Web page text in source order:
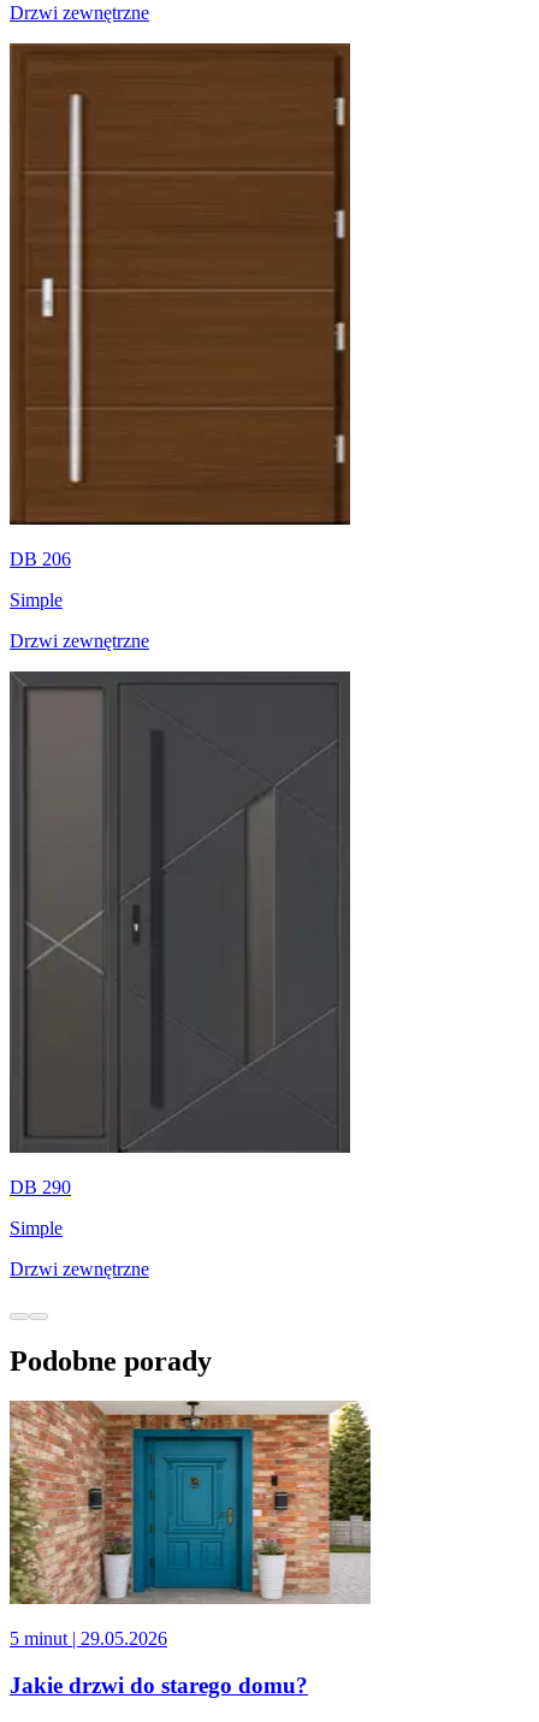
Drzwi zewnętrzne
DB 206
Simple
Drzwi zewnętrzne
DB 290
Simple
Drzwi zewnętrzne
Podobne porady
5 minut| 29.05.2026
Jakie drzwi do starego domu?